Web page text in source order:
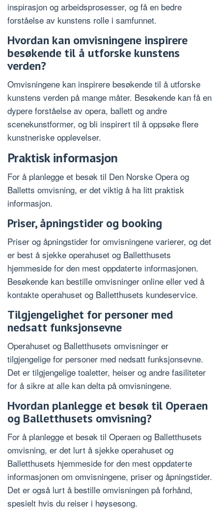
inspirasjon og arbeidsprosesser, og få en bedre
forståelse av kunstens rolle i samfunnet.
Hvordan kan omvisningene inspirere
besøkende til å utforske kunstens
verden?
Omvisningene kan inspirere besøkende til å utforske
kunstens verden på mange måter. Besøkende kan få en
dypere forståelse av opera, ballett og andre
scenekunstformer, og bli inspirert til å oppsøke flere
kunstneriske opplevelser.
Praktisk informasjon
For å planlegge et besøk til Den Norske Opera og
Balletts omvisning, er det viktig å ha litt praktisk
informasjon.
Priser, åpningstider og booking
Priser og åpningstider for omvisningene varierer, og det
er best å sjekke operahuset og Balletthusets
hjemmeside for den mest oppdaterte informasjonen.
Besøkende kan bestille omvisninger online eller ved å
kontakte operahuset og Balletthusets kundeservice.
Tilgjengelighet for personer med
nedsatt funksjonsevne
Operahuset og Balletthusets omvisninger er
tilgjengelige for personer med nedsatt funksjonsevne.
Det er tilgjengelige toaletter, heiser og andre fasiliteter
for å sikre at alle kan delta på omvisningene.
Hvordan planlegge et besøk til Operaen
og Balletthusets omvisning?
For å planlegge et besøk til Operaen og Balletthusets
omvisning, er det lurt å sjekke operahuset og
Balletthusets hjemmeside for den mest oppdaterte
informasjonen om omvisningene, priser og åpningstider.
Det er også lurt å bestille omvisningen på forhånd,
spesielt hvis du reiser i høysesong.